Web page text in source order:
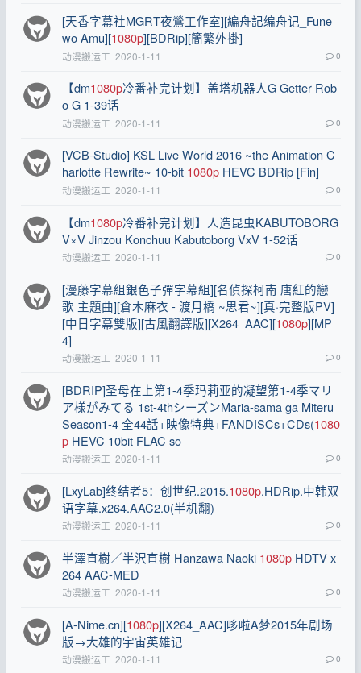
[天香字幕社MGRT夜鶯工作室][編舟記编舟记_Fune
wo Amu][1080p][BDRip][簡繁外掛]
动漫搬运工 2020-1-11 0
【dm1080p冷番补完计划】盖塔机器人G Getter Rob
o G 1-39话
动漫搬运工 2020-1-11 0
[VCB-Studio] KSL Live World 2016 ~the Animation C
harlotte Rewrite~ 10-bit 1080pHEVC BDRip [Fin]
动漫搬运工 2020-1-11 0
【dm1080p冷番补完计划】人造昆虫KABUTOBORG
V×V Jinzou Konchuu Kabutoborg VxV 1-52话
动漫搬运工 2020-1-11 0
[漫藤字幕組銀色子彈字幕組][名偵探柯南 唐紅的戀
歌 主題曲][倉木麻衣 - 渡月橋 ~思君~][真·完整版PV]
[中日字幕雙版][古風翻譯版][X264_AAC][1080p][MP
4]
动漫搬运工 2020-1-11 0
[BDRIP]圣母在上第1-4季玛莉亚的凝望第1-4季マリ
ア様がみてる 1st-4thシーズンMaria-sama ga Miteru
Season1-4 全44話+映像特典+FANDISCs+CDs(1080
pHEVC 10bit FLAC so
动漫搬运工 2020-1-11 0
[LxyLab]终结者5：创世纪.2015.1080p.HDRip.中韩双
语字幕.x264.AAC2.0(半机翻)
动漫搬运工 2020-1-11 0
半澤直樹／半沢直樹 Hanzawa Naoki 1080pHDTV x
264 AAC-MED
动漫搬运工 2020-1-11 0
[A-Nime.cn][1080p][X264_AAC]哆啦A梦2015年剧场
版→大雄的宇宙英雄记
动漫搬运工 2020-1-11 0